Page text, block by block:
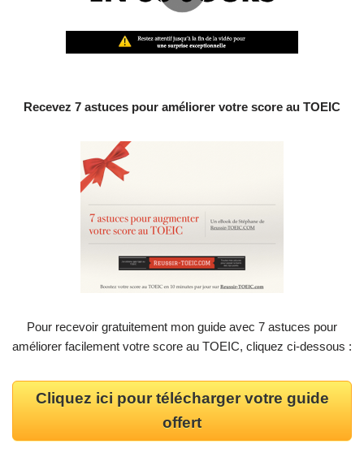
Recevez 7 astuces pour améliorer votre score au TOEIC
Pour recevoir gratuitement mon guide avec 7 astuces pour
améliorer facilement votre score au TOEIC, cliquez ci-dessous :
Cliquez ici pour télécharger votre guide
offert